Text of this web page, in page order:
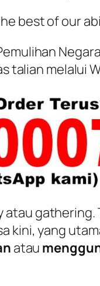
best of our
talian melalui
atau gathering.
kini, yang
atau